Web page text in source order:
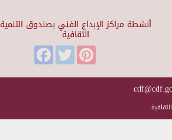
أنشطة مراكز الإبداع الفني بصندوق التنمية
الثقافية
FacebookTwitterPinterest